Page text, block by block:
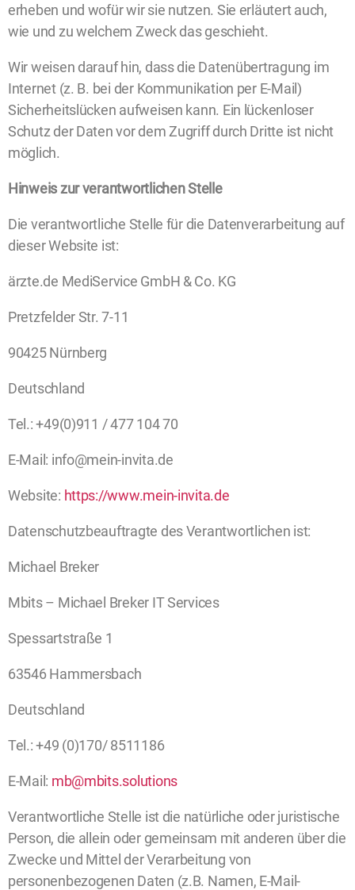
erheben und wofür wir sie nutzen. Sie erläutert auch,
wie und zu welchem Zweck das geschieht.
Wir weisen darauf hin, dass die Datenübertragung im
Internet (z. B. bei der Kommunikation per E-Mail)
Sicherheitslücken aufweisen kann. Ein lückenloser
Schutz der Daten vor dem Zugriff durch Dritte ist nicht
möglich.
Hinweis zur verantwortlichen Stelle
Die verantwortliche Stelle für die Datenverarbeitung auf
dieser Website ist:
ärzte.de MediService GmbH & Co. KG
Pretzfelder Str. 7-11
90425 Nürnberg
Deutschland
Tel.: +49(0)911 / 477 104 70
E-Mail: info@mein-invita.de
Website: https://www.mein-invita.de
Datenschutzbeauftragte des Verantwortlichen ist:
Michael Breker
Mbits – Michael Breker IT Services
Spessartstraße 1
63546 Hammersbach
Deutschland
Tel.: +49 (0)170/ 8511186
E-Mail: mb@mbits.solutions
Verantwortliche Stelle ist die natürliche oder juristische
Person, die allein oder gemeinsam mit anderen über die
Zwecke und Mittel der Verarbeitung von
personenbezogenen Daten (z.B. Namen, E-Mail-